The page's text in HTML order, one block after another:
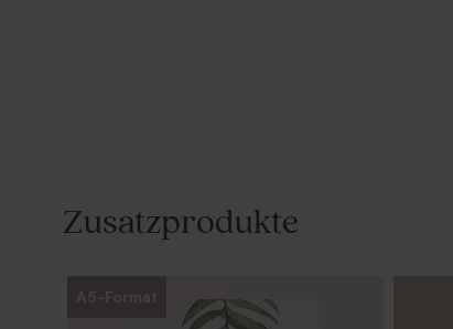
Zusatzprodukte
A5-Format